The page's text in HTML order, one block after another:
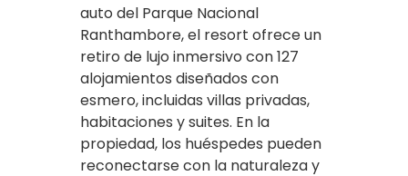
auto del Parque Nacional
Ranthambore, el resort ofrece un
retiro de lujo inmersivo con 127
alojamientos diseñados con
esmero, incluidas villas privadas,
habitaciones y suites. En la
propiedad, los huéspedes pueden
reconectarse con la naturaleza y